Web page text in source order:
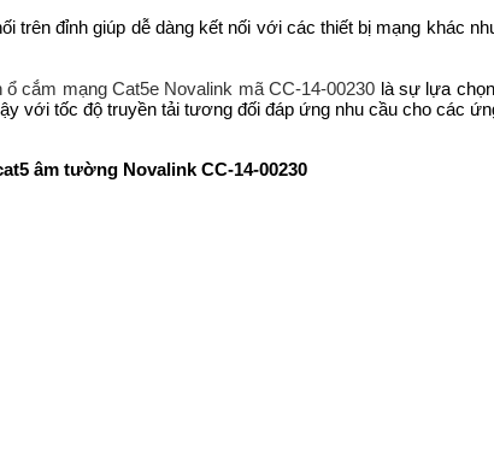
trên đỉnh giúp dễ dàng kết nối với các thiết bị mạng khác
ổ cắm mạng Cat5e Novalink mã CC-14-00230 là sự lựa
với tốc độ truyền tải tương đối đáp ứng nhu cầu cho các
âm tường Novalink CC-14-00230